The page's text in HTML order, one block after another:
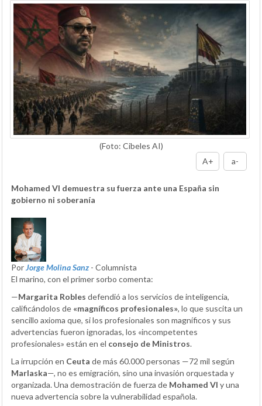
(Foto: Cibeles AI)
A+
a-
Mohamed VI demuestra su fuerza ante una España sin
gobierno ni soberanía
PorJorge Molina Sanz - Columnista
El marino, con el primer sorbo comenta:
—Margarita Robles defendió a los servicios de inteligencia,
calificándolos de «magníficos profesionales», lo que suscita un
sencillo axioma que, si los profesionales son magníficos y sus
advertencias fueron ignoradas, los «incompetentes
profesionales» están en el consejo de Ministros.
La irrupción en Ceuta de más 60.000 personas —72 mil según
Marlaska—, no es emigración, sino una invasión orquestada y
organizada. Una demostración de fuerza de Mohamed VI y una
nueva advertencia sobre la vulnerabilidad española.